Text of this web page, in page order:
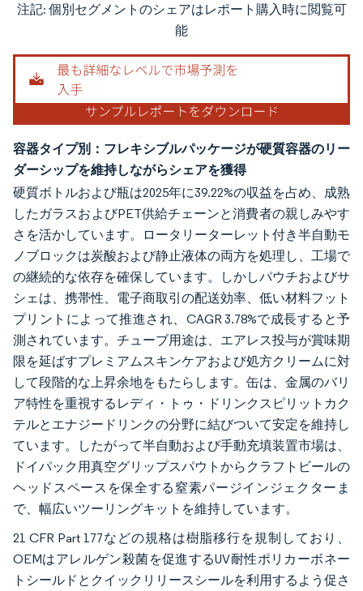
画像 © Mordor Intelligence。再利用にはCC BY 4.0の表示が必要です。
注記: 個別セグメントのシェアはレポート購入時に閲覧可
能
容器タイプ別：フレキシブルパッケージが硬質容器のリー
ダーシップを維持しながらシェアを獲得
硬質ボトルおよび瓶は2025年に39.22%の収益を占め、成熟
したガラスおよびPET供給チェーンと消費者の親しみやす
さを活かしています。ロータリーターレット付き半自動モ
ノブロックは炭酸および静止液体の両方を処理し、工場で
の継続的な依存を確保しています。しかしパウチおよびサ
シェは、携帯性、電子商取引の配送効率、低い材料フット
プリントによって推進され、CAGR 3.78%で成長すると予
測されています。チューブ用途は、エアレス投与が賞味期
限を延ばすプレミアムスキンケアおよび処方クリームに対
して段階的な上昇余地をもたらします。缶は、金属のバリ
ア特性を重視するレディ・トゥ・ドリンクスピリットカク
テルとエナジードリンクの分野に結びついて安定を維持し
ています。したがって半自動および手動充填装置市場は、
ドイパック用真空グリップスパウトからクラフトビールの
ヘッドスペースを保全する窒素パージインジェクターま
で、幅広いツーリングキットを維持しています。
21 CFR Part 177などの規格は樹脂移行を規制しており、
OEMはアレルゲン殺菌を促進するUV耐性ポリカーボネー
トシールドとクイックリリースシールを利用するよう促さ